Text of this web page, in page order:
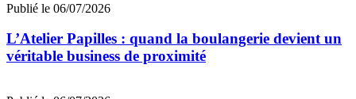
Publié le 06/07/2026
L’Atelier Papilles : quand la boulangerie devient un
véritable business de proximité